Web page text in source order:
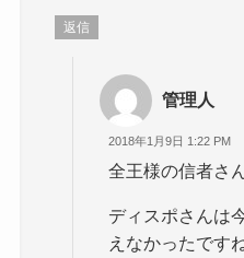
返信
管理人
2018年1月9日 1:22 PM
全王様の信者さ
ディスポさんは
えなかったです